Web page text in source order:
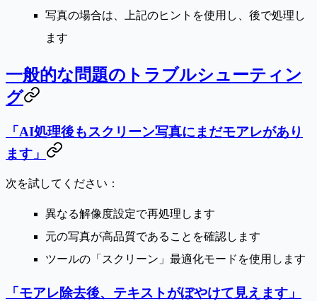
写真の場合は、上記のヒントを使用し、後で処理し
ます
一般的な問題のトラブルシューティン
グ
「AI処理後もスクリーン写真にまだモアレがあり
ます」
次を試してください：
異なる解像度設定で再処理します
元の写真が高品質であることを確認します
ツールの「スクリーン」最適化モードを使用します
「モアレ除去後、テキストがぼやけて見えます」